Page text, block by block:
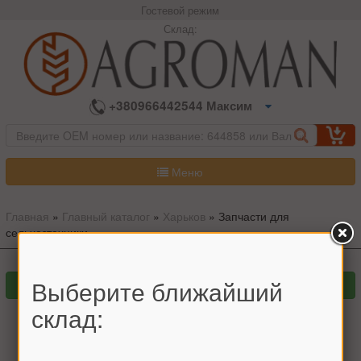
Гостевой режим
Склад:
+380966442544 Максим
Меню
Главная » Главный каталог » Харьков » Запчасти для
сельхозтехники
Выберите ближайший
склад: